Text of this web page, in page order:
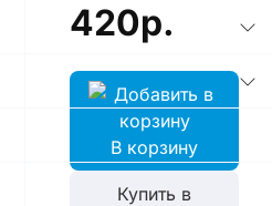
420р.
В корзину
Купить в